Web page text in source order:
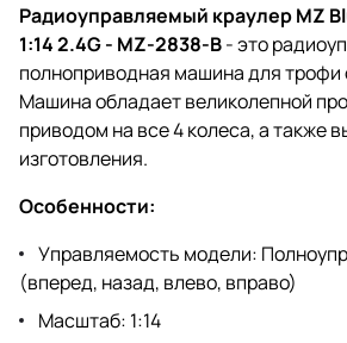
Радиоуправляемый краулер MZ
1:14 2.4G - MZ-2838-B- это
полноприводная машина для трофи
Машина обладает великолепной
приводом на все 4 колеса, а также
изготовления.
Особенности:
Управляемость модели:
(вперед, назад, влево, вправо)
Масштаб: 1:14